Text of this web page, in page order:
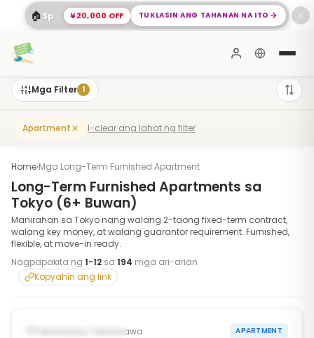
🏠 Spacious 2-Bed Apartment sa Shinagawa ¥20,000 OFF TUKLASIN ANG TAHANAN NA ITO ✕
Mga Filter 1
Apartment I-clear ang lahat ng filter
Home›Mga Long-Term Furnished Apartment
Long-Term Furnished Apartments sa
Tokyo (6+ Buwan)
Manirahan sa Tokyo nang walang 2-taong fixed-term contract,
walang key money, at walang guarantor requirement. Furnished,
flexible, at move-in ready.
Nagpapakita ng 1-12 sa 194 mga ari-arian
Kopyahin ang link
Tokorozawa, Tokorozawa APARTMENT